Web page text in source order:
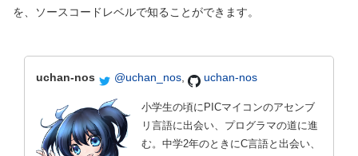
を、ソースコードレベルで知ることができます。
uchan-nos @uchan_nos, uchan-nos
小学生の頃にPICマイコンのアセンブ
リ言語に出会い、プログラマの道に進
む。中学2年のときにC言語と出会い、